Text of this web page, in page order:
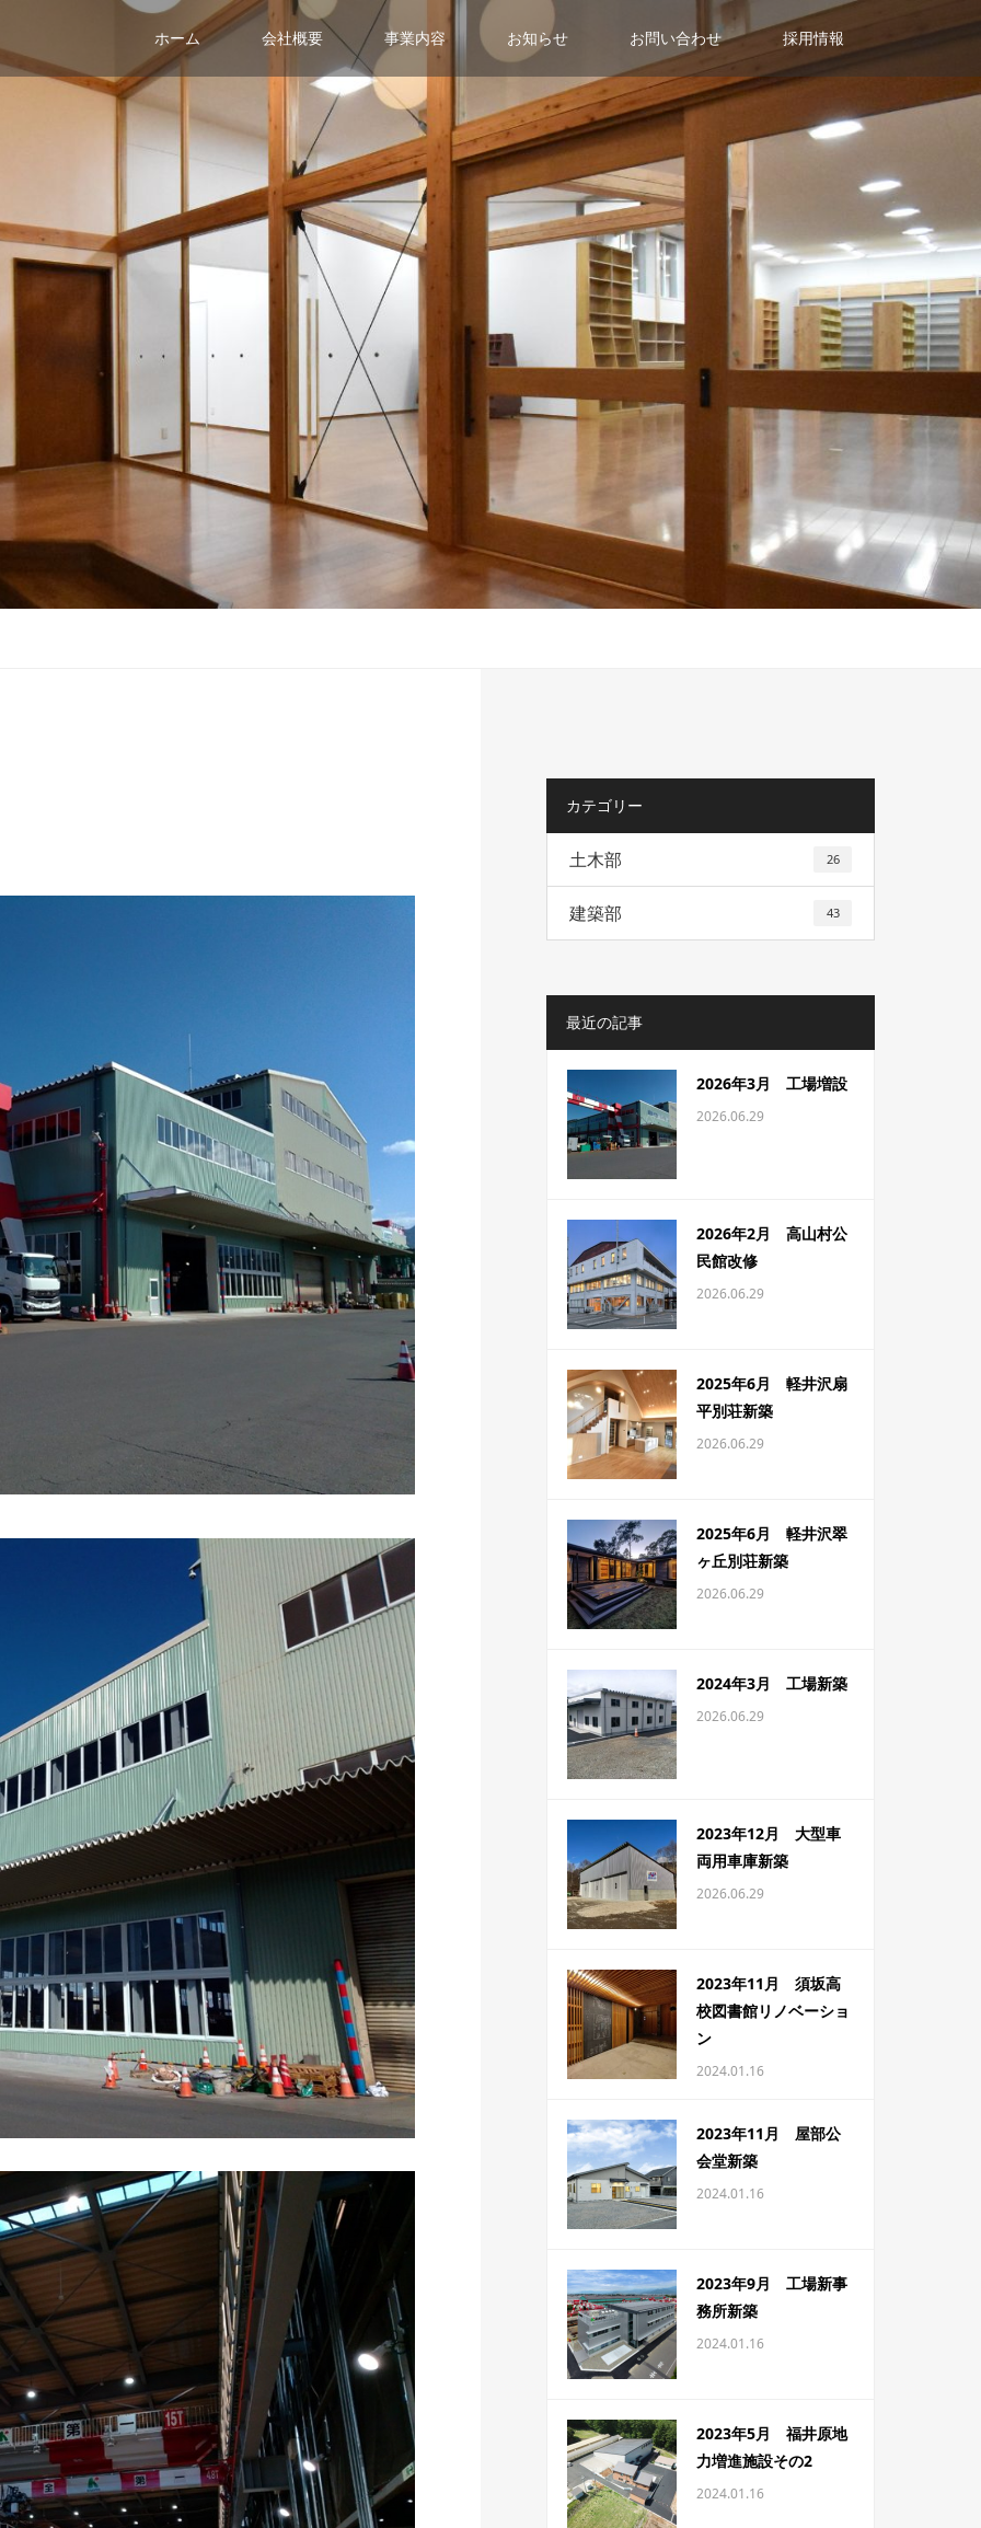
ホーム 会社概要 事業内容 お知らせ お問い合わせ 採用情報
カテゴリー
土木部 26
建築部 43
最近の記事
2026年3月 工場増設
2026.06.29
2026年2月 高山村公
民館改修
2026.06.29
2025年6月 軽井沢扇
平別荘新築
2026.06.29
2025年6月 軽井沢翠
ヶ丘別荘新築
2026.06.29
2024年3月 工場新築
2026.06.29
2023年12月 大型車
両用車庫新築
2026.06.29
2023年11月 須坂高
校図書館リノベーショ
ン
2024.01.16
2023年11月 屋部公
会堂新築
2024.01.16
2023年9月 工場新事
務所新築
2024.01.16
2023年5月 福井原地
力増進施設その2
2024.01.16